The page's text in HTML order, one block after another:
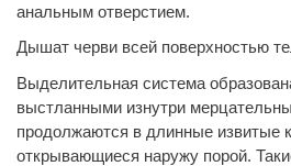
анальным отверстием.
Дышат черви всей поверхностью
Выделительная система
выстланными изнутри
продолжаются в длинные извитые
открывающиеся наружу порой.